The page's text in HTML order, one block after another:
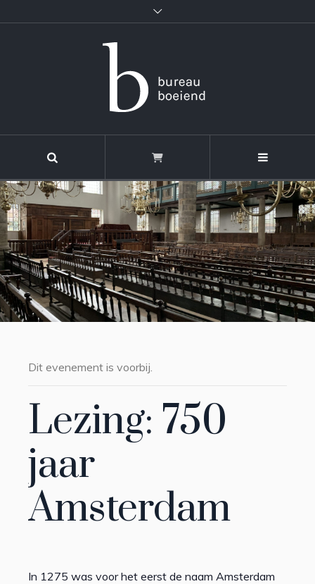
Dit evenement is voorbij.
Lezing: 750
jaar
Amsterdam
In 1275 was voor het eerst de naam Amsterdam